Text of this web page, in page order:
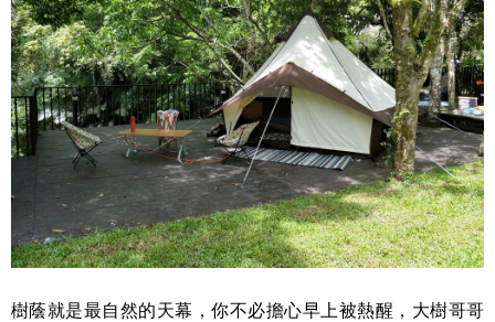
樹蔭就是最自然的天幕，你不必擔心早上被熱醒，大樹哥哥